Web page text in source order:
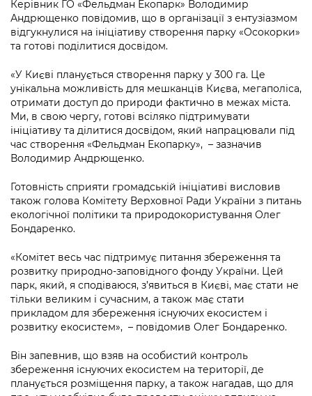
Керівник ГО «Фельдман Екопарк» Володимир
Андрющенко повідомив, що в організації з ентузіазмом
відгукнулися на ініціативу створення парку «Осокорки»
та готові поділитися досвідом.
«У Києві планується створення парку у 300 га. Це
унікальна можливість для мешканців Києва, мегаполіса,
отримати доступ до природи фактично в межах міста.
Ми, в свою чергу, готові всіляко підтримувати
ініціативу та ділитися досвідом, який напрацювали під
час створення «Фельдман Екопарку», – зазначив
Володимир Андрющенко.
Готовність сприяти громадській ініціативі висловив
також голова Комітету Верховної Ради України з питань
екологічної політики та природокористування Олег
Бондаренко.
«Комітет весь час підтримує питання збереження та
розвитку природно-заповідного фонду України. Цей
парк, який, я сподіваюся, з’явиться в Києві, має стати не
тільки великим і сучасним, а також має стати
прикладом для збереження існуючих екосистем і
розвитку екосистем», – повідомив Олег Бондаренко.
Він запевнив, що взяв на особистий контроль
збереження існуючих екосистем на території, де
планується розміщення парку, а також нагадав, що для